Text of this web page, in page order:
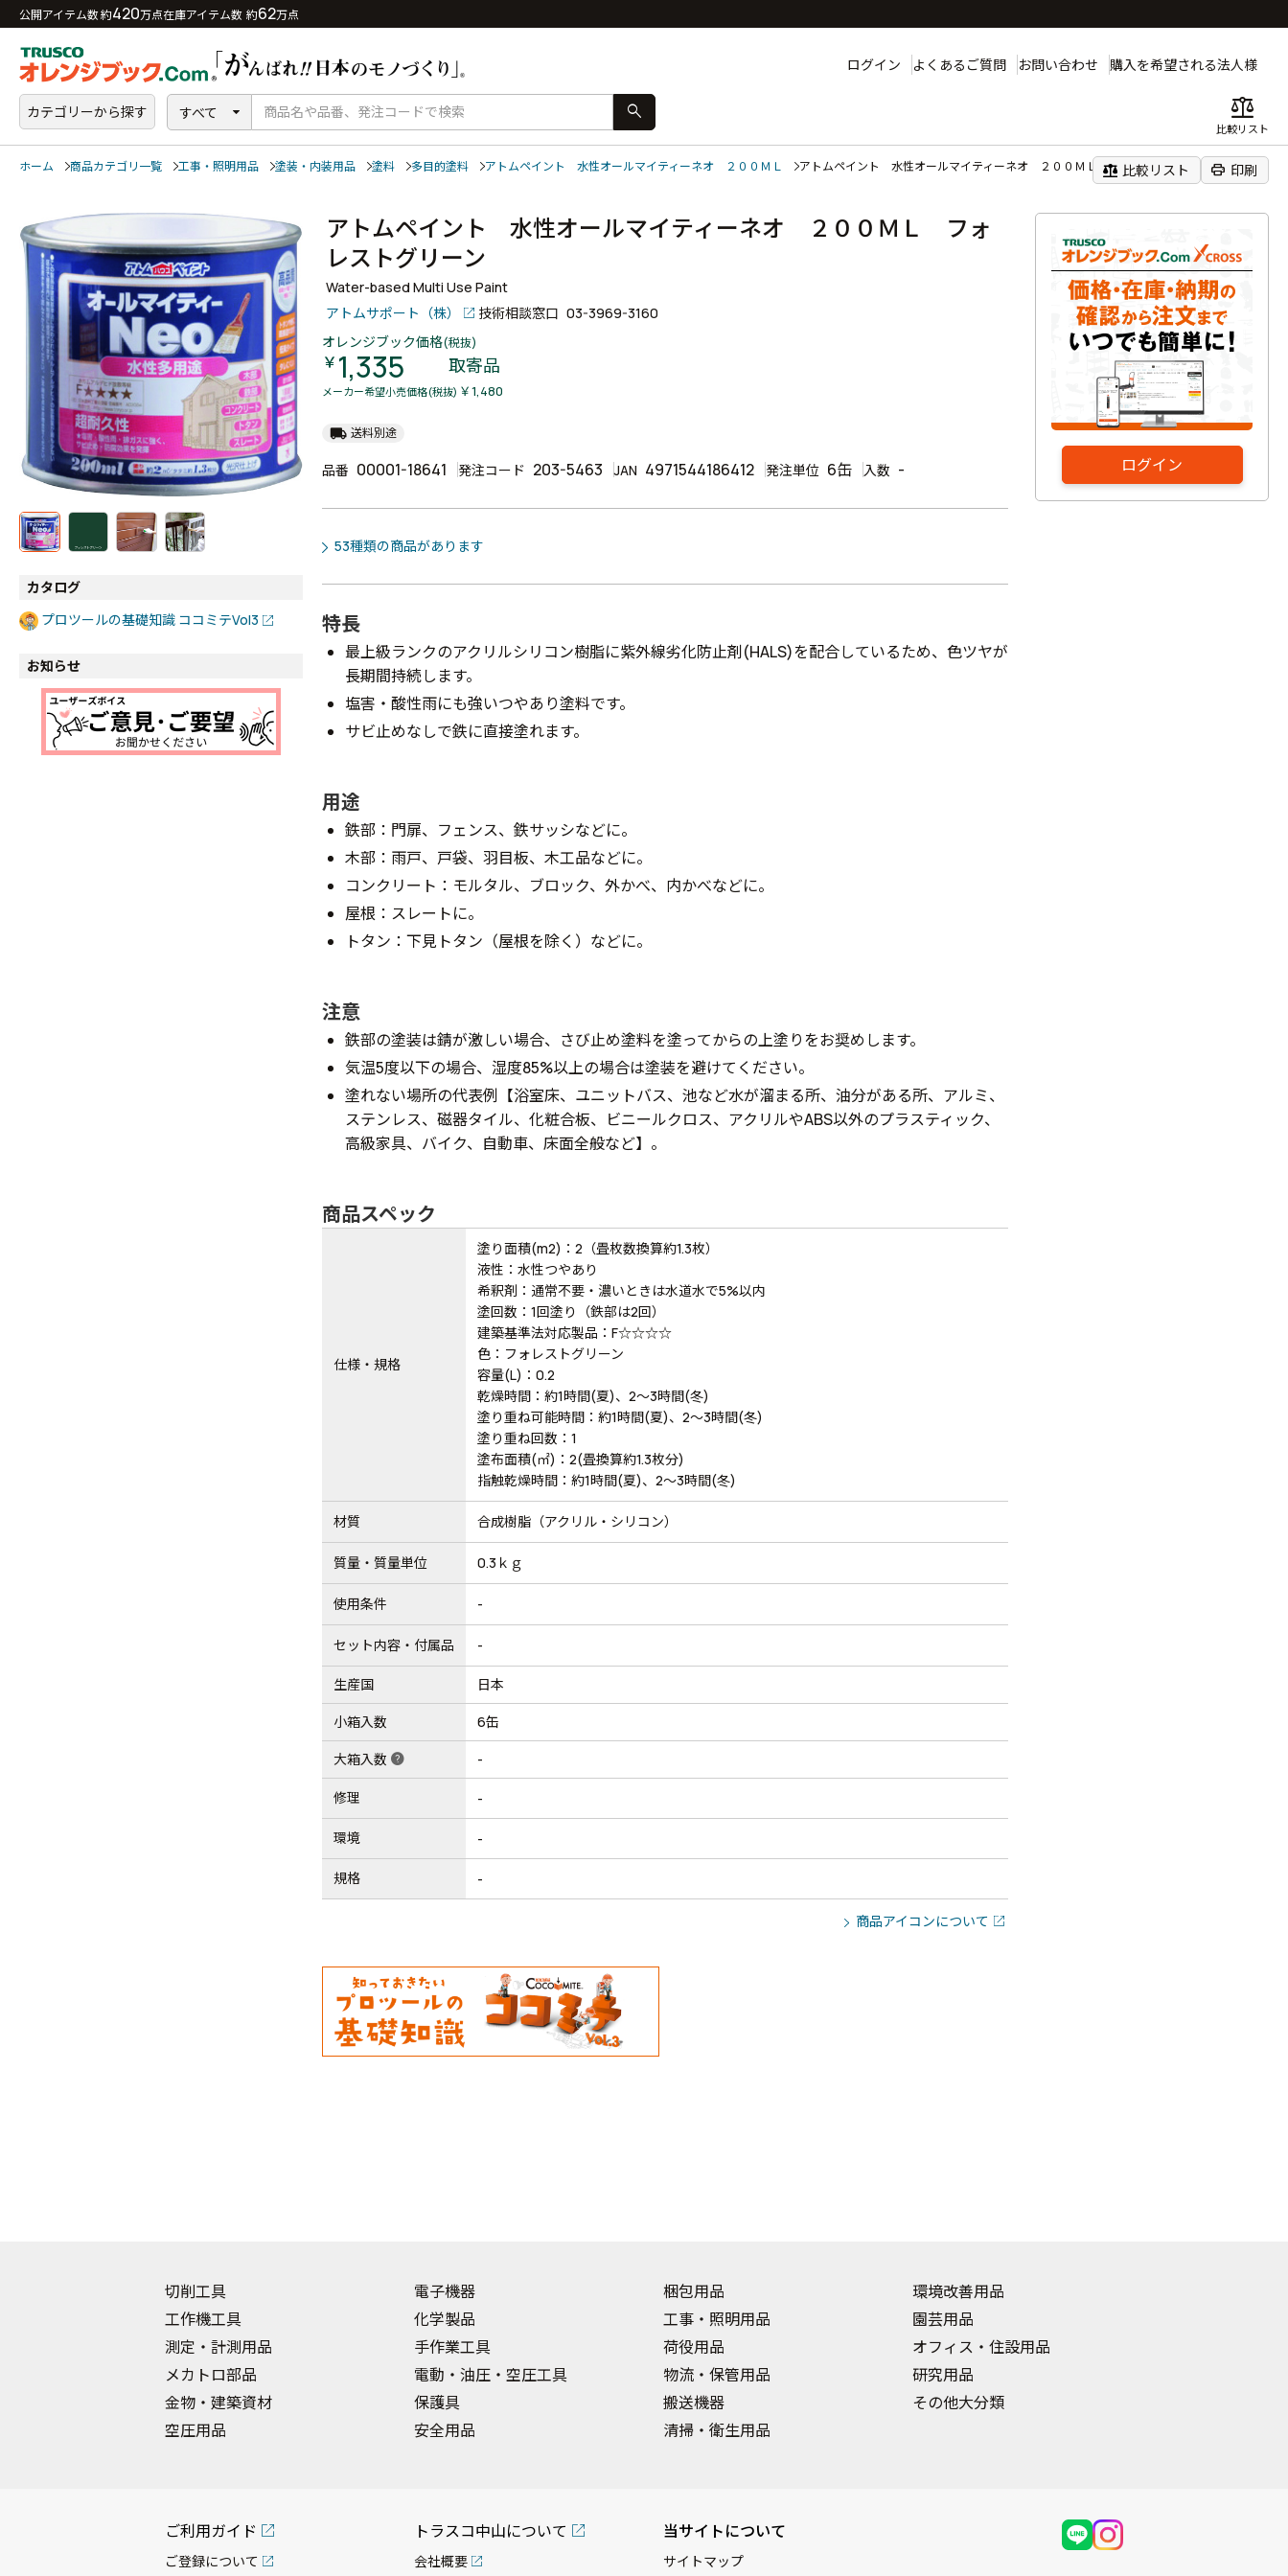
公開アイテム数 約420万点在庫アイテム数 約62万点
ログイン よくあるご質問 お問い合わせ 購入を希望される法人様
カテゴリーから探す すべて search balance
比較リスト
ホーム 商品カテゴリ一覧 工事・照明用品 塗装・内装用品 塗料 多目的塗料 アトムペイント 水性オールマイティーネオ ２００ＭＬ アトムペイント 水性オールマイティーネオ ２００ＭＬ フォレストグリーン
balance 比較リスト print 印刷
ログイン
カタログ
プロツールの基礎知識 ココミテVol3
お知らせ
アトムペイント 水性オールマイティーネオ ２００ＭＬ フォ
レストグリーン
Water-based Multi Use Paint
アトムサポート（株）
技術相談窓口 03-3969-3160
オレンジブック価格(税抜)
￥ 1,335 取寄品
メーカー希望小売価格(税抜) ￥1,480
local_shipping 送料別途
品番 00001-18641 発注コード 203-5463 JAN 4971544186412 発注単位 6缶 入数 -
53種類の商品があります
特長
最上級ランクのアクリルシリコン樹脂に紫外線劣化防止剤(HALS)を配合しているため、色ツヤが
長期間持続します。
塩害・酸性雨にも強いつやあり塗料です。
サビ止めなしで鉄に直接塗れます。
用途
鉄部：門扉、フェンス、鉄サッシなどに。
木部：雨戸、戸袋、羽目板、木工品などに。
コンクリート：モルタル、ブロック、外かべ、内かべなどに。
屋根：スレートに。
トタン：下見トタン（屋根を除く）などに。
注意
鉄部の塗装は錆が激しい場合、さび止め塗料を塗ってからの上塗りをお奨めします。
気温5度以下の場合、湿度85%以上の場合は塗装を避けてください。
塗れない場所の代表例【浴室床、ユニットバス、池など水が溜まる所、油分がある所、アルミ、
ステンレス、磁器タイル、化粧合板、ビニールクロス、アクリルやABS以外のプラスティック、
高級家具、バイク、自動車、床面全般など】。
商品スペック
仕様・規格
塗り面積(m2)：2（畳枚数換算約1.3枚）
液性：水性つやあり
希釈剤：通常不要・濃いときは水道水で5%以内
塗回数：1回塗り（鉄部は2回）
建築基準法対応製品：F☆☆☆☆
色：フォレストグリーン
容量(L)：0.2
乾燥時間：約1時間(夏)、2～3時間(冬)
塗り重ね可能時間：約1時間(夏)、2～3時間(冬)
塗り重ね回数：1
塗布面積(㎡)：2(畳換算約1.3枚分)
指触乾燥時間：約1時間(夏)、2～3時間(冬)
材質 合成樹脂（アクリル・シリコン）
質量・質量単位 0.3ｋｇ
使用条件 -
セット内容・付属品 -
生産国 日本
小箱入数 6缶
大箱入数 help -
修理 -
環境 -
規格 -
商品アイコンについて
切削工具
工作機工具
測定・計測用品
メカトロ部品
金物・建築資材
空圧用品
電子機器
化学製品
手作業工具
電動・油圧・空圧工具
保護具
安全用品
梱包用品
工事・照明用品
荷役用品
物流・保管用品
搬送機器
清掃・衛生用品
環境改善用品
園芸用品
オフィス・住設用品
研究用品
その他大分類
ご利用ガイド
ご登録について
トラスコ中山について
会社概要
当サイトについて
サイトマップ